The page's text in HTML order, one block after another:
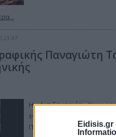
Eidisis.gr
23:47
Παναγιώτη
Η Αντιδημαρχία
εγκαταστάσεις της
Παναγιώτη Τοπαλίδη “